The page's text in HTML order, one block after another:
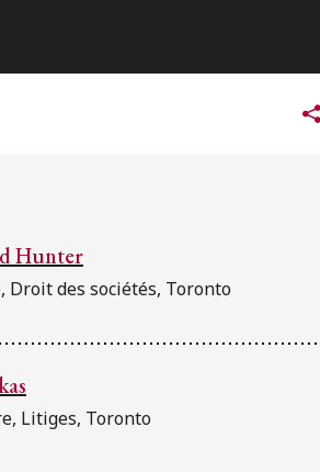
Hunter
Droit des sociétés, Toronto
Litiges, Toronto